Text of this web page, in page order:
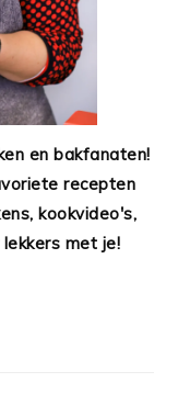
en bakfanaten!
recepten
kookvideo's,
met je!